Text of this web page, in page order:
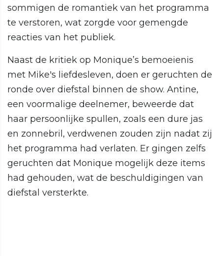
sommigen de romantiek van het programma
te verstoren, wat zorgde voor gemengde
reacties van het publiek.
Naast de kritiek op Monique’s bemoeienis
met Mike's liefdesleven, doen er geruchten de
ronde over diefstal binnen de show. Antine,
een voormalige deelnemer, beweerde dat
haar persoonlijke spullen, zoals een dure jas
en zonnebril, verdwenen zouden zijn nadat zij
het programma had verlaten. Er gingen zelfs
geruchten dat Monique mogelijk deze items
had gehouden, wat de beschuldigingen van
diefstal versterkte.